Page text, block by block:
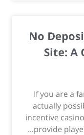
No
Site: A
If you are a
actually
incentive
provide